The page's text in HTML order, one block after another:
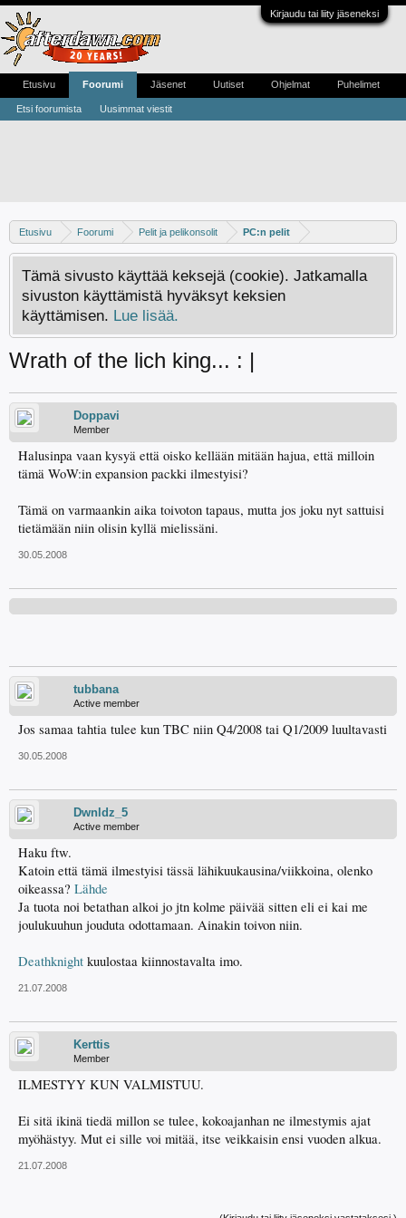
Kirjaudu tai liity jäseneksi
Etusivu Foorumi Pelit ja pelikonsolit PC:n pelit
Tämä sivusto käyttää keksejä (cookie). Jatkamalla
sivuston käyttämistä hyväksyt keksien
käyttämisen. Lue lisää.
Wrath of the lich king... : |
Doppavi
Member
Halusinpa vaan kysyä että oisko kellään mitään hajua, että milloin
tämä WoW:in expansion packki ilmestyisi?
Tämä on varmaankin aika toivoton tapaus, mutta jos joku nyt sattuisi
tietämään niin olisin kyllä mielissäni.
30.05.2008
tubbana
Active member
Jos samaa tahtia tulee kun TBC niin Q4/2008 tai Q1/2009 luultavasti
30.05.2008
Dwnldz_5
Active member
Haku ftw.
Katoin että tämä ilmestyisi tässä lähikuukausina/viikkoina, olenko
oikeassa? Lähde
Ja tuota noi betathan alkoi jo jtn kolme päivää sitten eli ei kai me
joulukuuhun jouduta odottamaan. Ainakin toivon niin.
Deathknight kuulostaa kiinnostavalta imo.
21.07.2008
Kerttis
Member
ILMESTYY KUN VALMISTUU.
Ei sitä ikinä tiedä millon se tulee, kokoajanhan ne ilmestymis ajat
myöhästyy. Mut ei sille voi mitää, itse veikkaisin ensi vuoden alkua.
21.07.2008
Etusivu Foorumi
Etsi foorumista Uusimmat viestit
Jäsenet Uutiset Ohjelmat Puhelimet